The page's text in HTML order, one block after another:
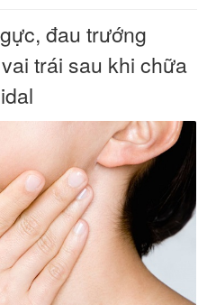
đau trướng
trái sau khi chữa